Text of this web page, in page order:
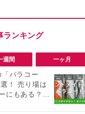
週間 一ヶ月
パラコー
！ 売り場は
にもある？
種類豊富